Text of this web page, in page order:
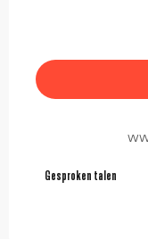
Gesproken talen
Gesproken talen